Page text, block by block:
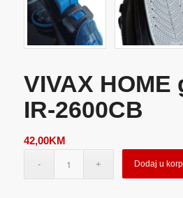
VIVAX HOME
IR-2600CB
42,00KM
Dodaj u